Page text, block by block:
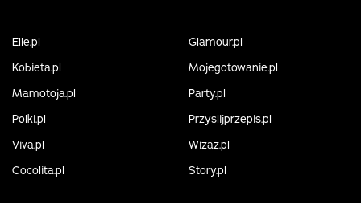
Elle.pl
Glamour.pl
Kobieta.pl
Mojegotowanie.pl
Mamotoja.pl
Party.pl
Polki.pl
Przyslijprzepis.pl
Viva.pl
Wizaz.pl
Cocolita.pl
Story.pl